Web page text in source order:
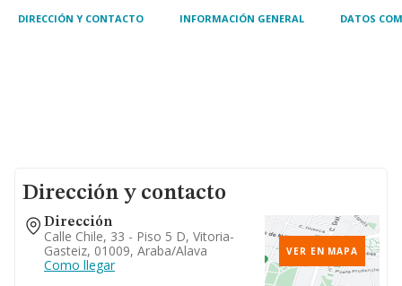
DIRECCIÓN Y CONTACTO INFORMACIÓN GENERAL DATOS
Dirección y contacto
Dirección
Calle Chile, 33 - Piso 5 D, Vitoria-
Gasteiz, 01009, Araba/alava
Como llegar
VER EN MAPA